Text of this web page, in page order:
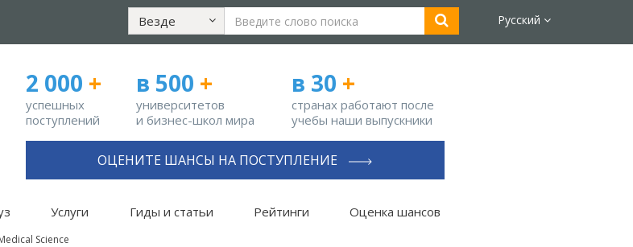
Везде Русский
2 000 +
успешных
поступлений
в 500 +
университетов
и бизнес-школ мира
в 30 +
странах работают после
учебы наши выпускники
ОЦЕНИТЕ ШАНСЫ НА ПОСТУПЛЕНИЕ
Услуги Гиды и статьи Рейтинги Оценка шансов
Science